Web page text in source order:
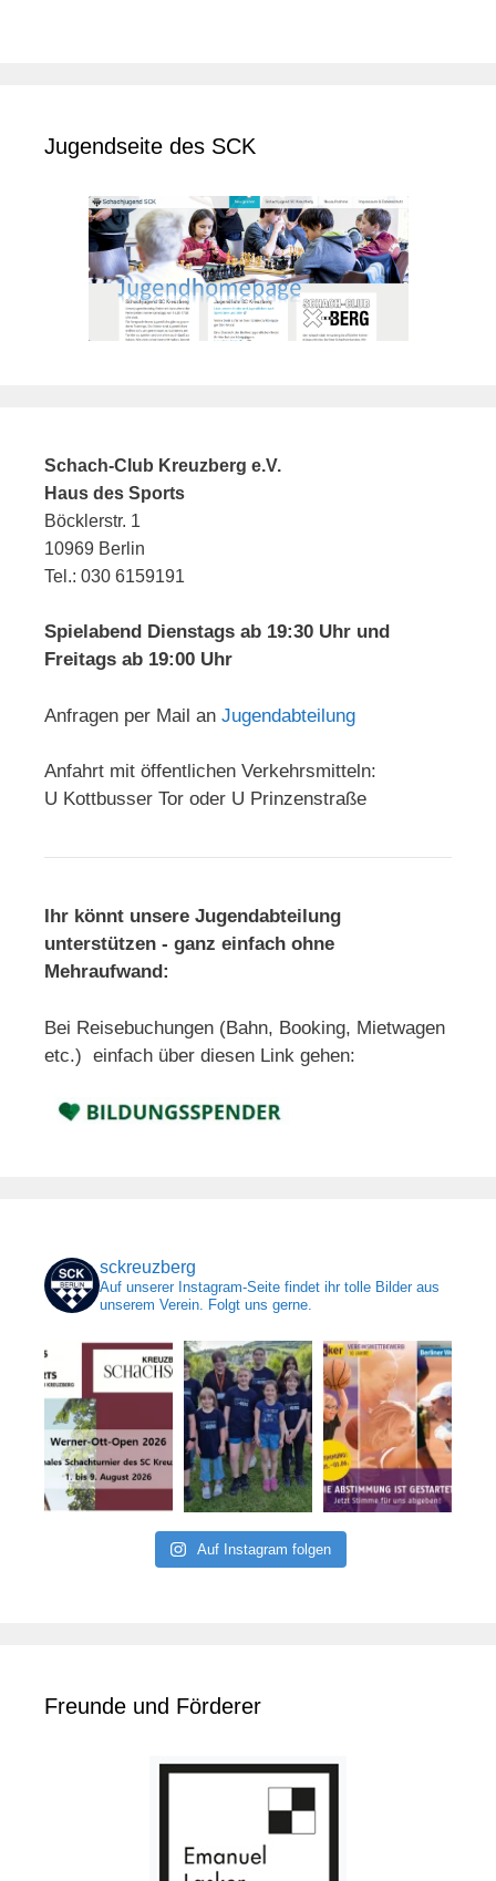
Jugendseite des SCK
Schach-Club Kreuzberg e.V.
Haus des Sports
Böcklerstr. 1
10969 Berlin
Tel.: 030 6159191
Spielabend Dienstags ab 19:30 Uhr und
Freitags ab 19:00 Uhr
Anfragen per Mail an Jugendabteilung
Anfahrt mit öffentlichen Verkehrsmitteln:
U Kottbusser Tor oder U Prinzenstraße
Ihr könnt unsere Jugendabteilung
unterstützen - ganz einfach ohne
Mehraufwand:
Bei Reisebuchungen (Bahn, Booking, Mietwagen
etc.) einfach über diesen Link gehen:
sckreuzberg
Auf unserer Instagram-Seite findet ihr tolle Bilder aus
unserem Verein. Folgt uns gerne.
Auf Instagram folgen
Freunde und Förderer